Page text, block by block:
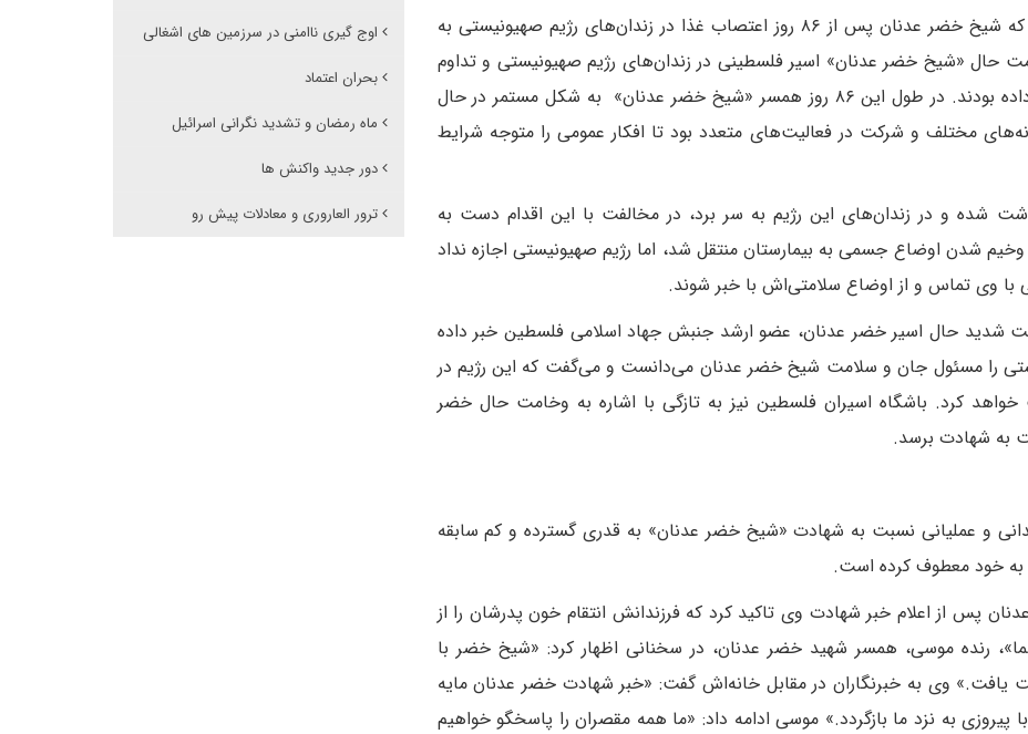
وزارت امور اسرا و آزادگان فلسطین نیز تائید کرد که شیخ خضر عدنان پس از ۸۶ روز اعتصاب غذا در زندان‌های رژیم صهیونیستی به
حال «شیخ خضر عدنان» اسیر فلسطینی در زندان‌های رژیم صهیونیستی و تداوم
اعتصاب غذای او در هشتاد و ششممین روز خبر داده بودند. در طول این ۸۶ روز همسر «شیخ خضر عدنان» به شکل مستمر در حال
مختلف و شرکت در فعالیت‌های متعدد بود تا افکار عمومی را متوجه شرایط
شده و در زندان‌های این رژیم به سر برد، در مخالفت با این اقدام دست به
شدن اوضاع جسمی به بیمارستان منتقل شد، اما رژیم صهیونیستی اجازه نداد
وی تماس و از اوضاع سلامتی‌اش با خبر شوند.
شدید حال اسیر خضر عدنان، عضو ارشد جنبش جهاد اسلامی فلسطین خبر داده
را مسئول جان و سلامت شیخ خضر عدنان می‌دانست و می‌گفت که این رژیم در
کرد. باشگاه اسیران فلسطین نیز به تازگی با اشاره به وخامت حال خضر
به شهادت برسد.
و عملیانی نسبت به شهادت «شیخ خضر عدنان» به قدری گسترده و کم سابقه
به خود معطوف کرده است.
پس از اعلام خبر شهادت وی تاکید کرد که فرزندانش انتقام خون پدرشان را از
رنده موسی، همسر شهید خضر عدنان، در سخنانی اظهار کرد: «شیخ خضر با
وی به خبرنگاران در مقابل خانه‌اش گفت: «خبر شهادت خضر عدنان مایه
به نزد ما بازگردد.» موسی ادامه داد: «ما همه مقصران را پاسخگو خواهیم
اوج گیری ناامنی در سرزمین های اشغالی
بحران اعتماد
ماه رمضان و تشدید نگرانی اسرائیل
دور جدید واکنش ها
ترور العاروری و معادلات پیش رو